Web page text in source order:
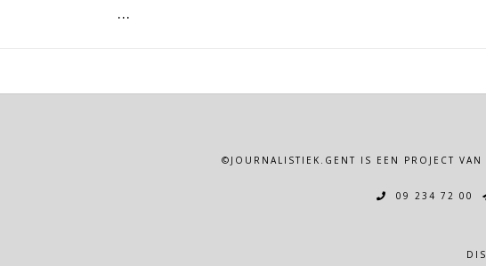
…
©JOURNALISTIEK.GENT IS EEN PROJECT
09 234 72 00